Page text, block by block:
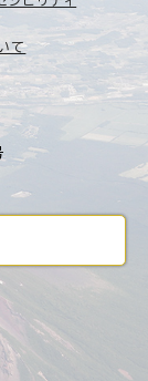
て